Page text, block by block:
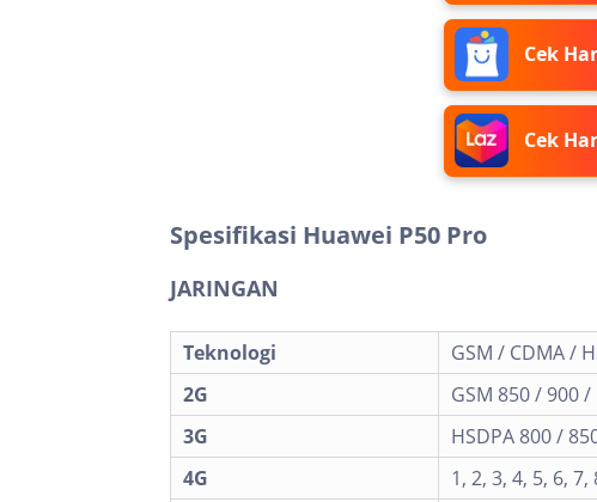
Cek
Cek
Spesifikasi Huawei P50 Pro
JARINGAN
Teknologi
GSM / CDMA /
2G
GSM 850 / 900
3G
HSDPA 800 /
4G
1, 2, 3, 4, 5, 6,